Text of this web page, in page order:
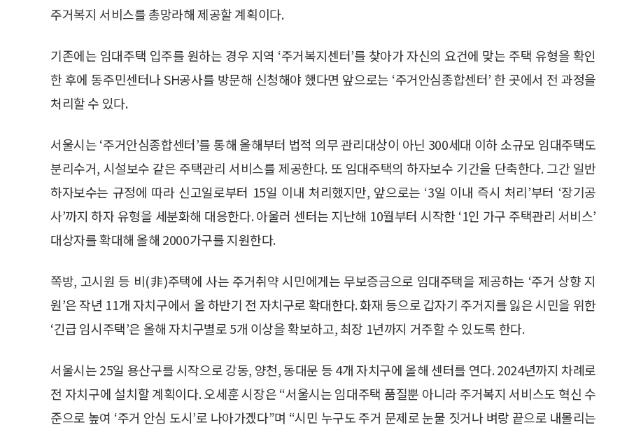
주거복지 서비스를 총망라해 제공할 계획이다.
기존에는 임대주택 입주를 원하는 경우 지역 ‘주거복지센터’를 찾아가 자신의 요건에 맞는 주택 유형을 확인
한 후에 동주민센터나 SH공사를 방문해 신청해야 했다면 앞으로는 ‘주거안심종합센터’ 한 곳에서 전 과정을
처리할 수 있다.
서울시는 ‘주거안심종합센터’를 통해 올해부터 법적 의무 관리대상이 아닌 300세대 이하 소규모 임대주택도
분리수거, 시설보수 같은 주택관리 서비스를 제공한다. 또 임대주택의 하자보수 기간을 단축한다. 그간 일반
하자보수는 규정에 따라 신고일로부터 15일 이내 처리했지만, 앞으로는 ‘3일 이내 즉시 처리’부터 ‘장기공
사’까지 하자 유형을 세분화해 대응한다. 아울러 센터는 지난해 10월부터 시작한 ‘1인 가구 주택관리 서비스’
대상자를 확대해 올해 2000가구를 지원한다.
쪽방, 고시원 등 비(非)주택에 사는 주거취약 시민에게는 무보증금으로 임대주택을 제공하는 ‘주거 상향 지
원’은 작년 11개 자치구에서 올 하반기 전 자치구로 확대한다. 화재 등으로 갑자기 주거지를 잃은 시민을 위한
‘긴급 임시주택’은 올해 자치구별로 5개 이상을 확보하고, 최장 1년까지 거주할 수 있도록 한다.
서울시는 25일 용산구를 시작으로 강동, 양천, 동대문 등 4개 자치구에 올해 센터를 연다. 2024년까지 차례로
전 자치구에 설치할 계획이다. 오세훈 시장은 “서울시는 임대주택 품질뿐 아니라 주거복지 서비스도 혁신 수
준으로 높여 ‘주거 안심 도시’로 나아가겠다”며 “시민 누구도 주거 문제로 눈물 짓거나 벼랑 끝으로 내몰리는